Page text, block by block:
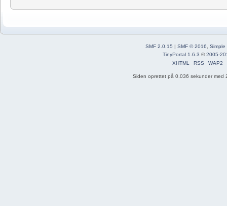
SMF 2.0.15 | SMF © 2016
Simple
TinyPortal 1.6.3 ©2005-
XHTML
RSS WAP2
Siden oprettet på 0.036 sekunder med